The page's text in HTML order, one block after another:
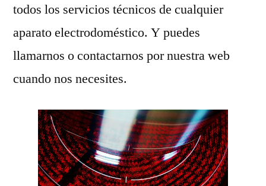
todos los servicios técnicos de cualquier
aparato electrodoméstico. Y puedes
llamarnos o contactarnos por nuestra web
cuando nos necesites.